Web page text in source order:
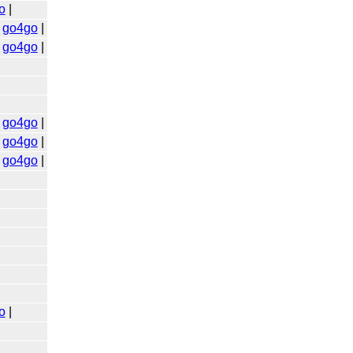
|
go4go|
go4go|
go4go|
go4go|
go4go|
|